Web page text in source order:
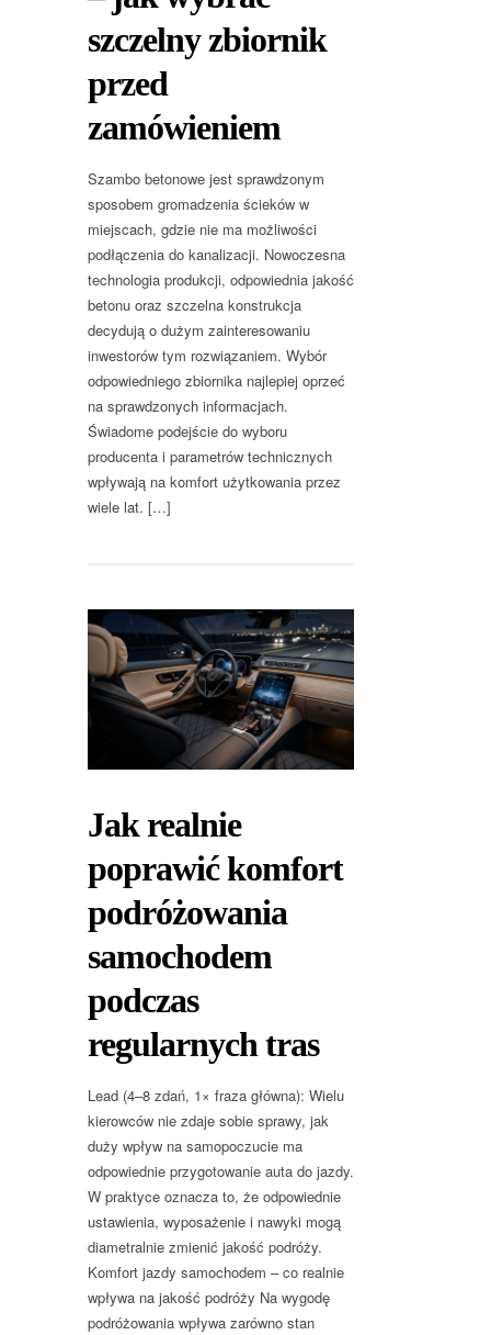
szczelny zbiornik
przed
zamówieniem
Szambo betonowe jest sprawdzonym
sposobem gromadzenia ścieków w
miejscach, gdzie nie ma możliwości
podłączenia do kanalizacji. Nowoczesna
technologia produkcji, odpowiednia jakość
betonu oraz szczelna konstrukcja
decydują o dużym zainteresowaniu
inwestorów tym rozwiązaniem. Wybór
odpowiedniego zbiornika najlepiej oprzeć
na sprawdzonych informacjach.
Świadome podejście do wyboru
producenta i parametrów technicznych
wpływają na komfort użytkowania przez
wiele lat. […]
Jak realnie
poprawić komfort
podróżowania
samochodem
podczas
regularnych tras
Lead (4–8 zdań, 1× fraza główna): Wielu
kierowców nie zdaje sobie sprawy, jak
duży wpływ na samopoczucie ma
odpowiednie przygotowanie auta do jazdy.
W praktyce oznacza to, że odpowiednie
ustawienia, wyposażenie i nawyki mogą
diametralnie zmienić jakość podróży.
Komfort jazdy samochodem – co realnie
wpływa na jakość podróży Na wygodę
podróżowania wpływa zarówno stan